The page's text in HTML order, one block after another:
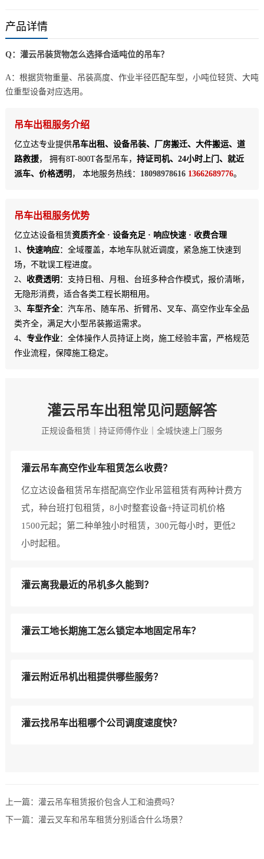
产品详情
Q：灌云吊装货物怎么选择合适吨位的吊车？
A：根据货物重量、吊装高度、作业半径匹配车型，小吨位轻货、大吨
位重型设备对应选用。
吊车出租服务介绍
亿立达专业提供吊车出租、设备吊装、厂房搬迁、大件搬运、道
路救援， 拥有8T-800T各型吊车， 持证司机、24小时上门、就近
派车、价格透明 ， 本地服务热线： 1809897861613662689776。
吊车出租服务优势
亿立达设备租赁资质齐全 · 设备充足 · 响应快速 · 收费合理
1、 快速响应：全域覆盖，本地车队就近调度，紧急施工快速到
场，不耽误工程进度。
2、 收费透明 ：支持日租、月租、台班多种合作模式，报价清晰，
无隐形消费，适合各类工程长期租用。
3、 车型齐全：汽车吊、随车吊、折臂吊、叉车、高空作业车全品
类齐全，满足大小型吊装搬运需求。
4、 专业作业：全体操作人员持证上岗，施工经验丰富，严格规范
作业流程，保障施工稳定。
灌云吊车出租常见问题解答
正规设备租赁｜持证师傅作业｜全城快速上门服务
灌云吊车高空作业车租赁怎么收费？
亿立达设备租赁吊车搭配高空作业吊篮租赁有两种计费方
式，种台班打包租赁，8小时整套设备+持证司机价格
1500元起；第二种单独小时租赁，300元每小时，更低2
小时起租。
灌云离我最近的吊机多久能到？
灌云工地长期施工怎么锁定本地固定吊车？
灌云附近吊机出租提供哪些服务？
灌云找吊车出租哪个公司调度速度快？
上一篇： 灌云吊车租赁报价包含人工和油费吗？
下一篇： 灌云叉车和吊车租赁分别适合什么场景？